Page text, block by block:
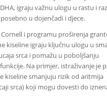
igraju važnu ulogu u rastu i
u dojenčadi i djece.
i programu proširenja
kiseline igraju ključnu ulogu u
srca i pomažu u poboljšanju
Na primjer, istraživanje je
kiseline smanjuju rizik od aritmija
srca) koji mogu dovesti do